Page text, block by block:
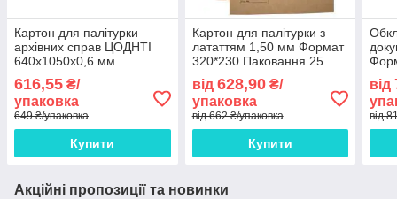
Картон для палітурки
архівних справ ЦОДНТІ
640x1050x0,6 мм
щільність 420 г/м2 25
аркушів (KMM/HE-
640/1050-25-5)
616,55 ₴/
упаковка
649 ₴/упаковка
Купити
Картон для палітурки з
лататтям 1,50 мм Формат
320*230 Паковання 25
комплектів
від 628,90₴/
упаковка
від 662 ₴/упаковка
Купити
від
від
Акційні пропозиції та новинки